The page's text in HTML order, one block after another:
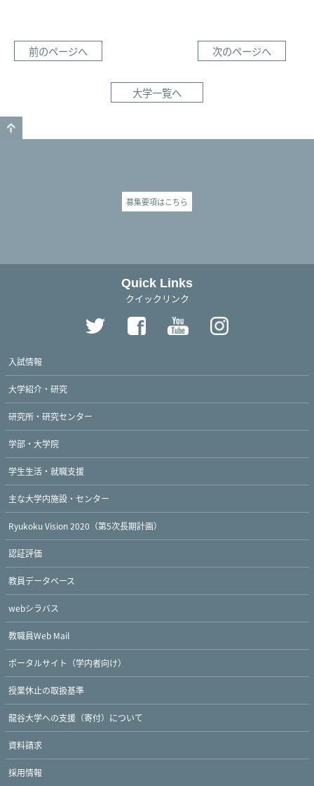
前のページへ 次のページへ
大学一覧へ
募集要項はこちら
Quick Links
クイックリンク
Twitter FacebookYouTube
入試情報
大学紹介・研究
研究所・研究センター
学部・大学院
学生生活・就職支援
主な大学内施設・センター
Ryukoku Vision 2020（第5次長期計画）
認証評価
教員データベース
webシラバス
教職員Web Mail
ポータルサイト（学内者向け）
授業休止の取扱基準
龍谷大学への支援（寄付）について
資料請求
採用情報